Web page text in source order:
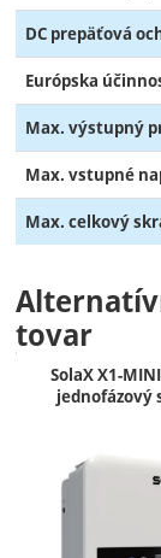
DC prepäťová
Európska
Max. výstupný
Max. vstupné
Max. celkový
tovar
SolaX X1-
jednofázový